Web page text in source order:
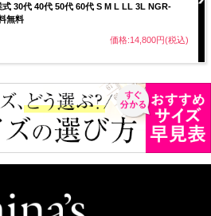
式 30代 40代 50代 60代 S M L LL 3L NGR-
無料
価格:14,800円(税込)